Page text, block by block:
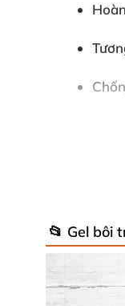
Fusion
Lợi ích
Lớp
📂 Gel bôi